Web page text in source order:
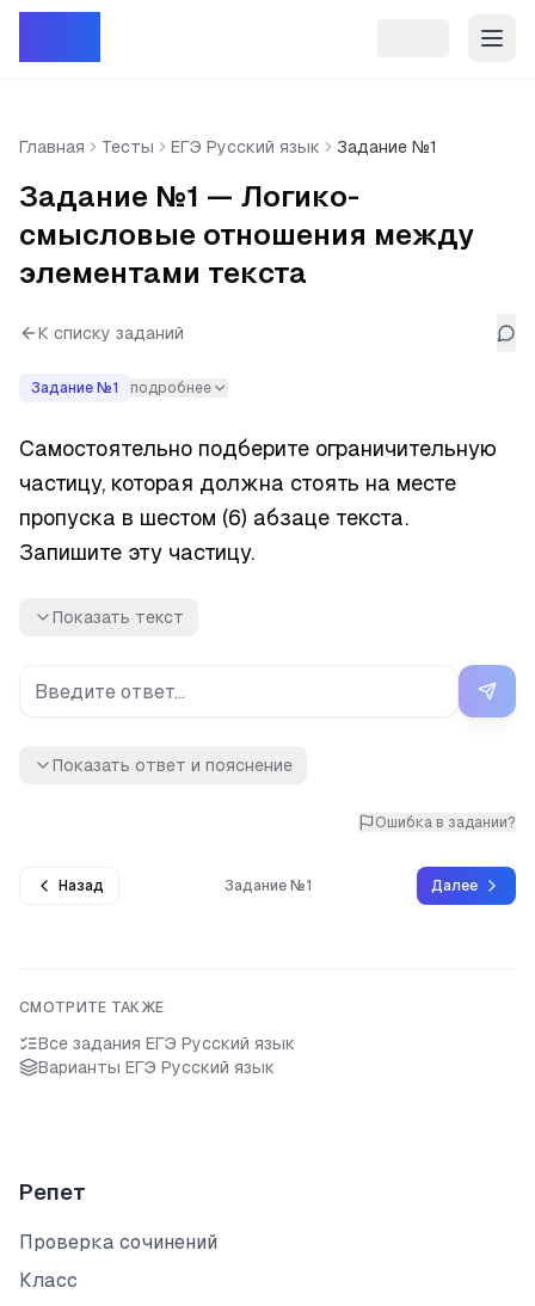
Главная Тесты ЕГЭ Русский язык Задание №1
Задание №1 — Логико-
смысловые отношения между
элементами текста
К списку заданий
Задание №1 подробнее
Самостоятельно подберите ограничительную
частицу, которая должна стоять на месте
пропуска в шестом (6) абзаце текста.
Запишите эту частицу.
Показать текст
Показать ответ и пояснение
Ошибка в задании?
Назад Задание №1 Далее
СМОТРИТЕ ТАКЖЕ
Все задания ЕГЭ Русский язык
Варианты ЕГЭ Русский язык
Репет
Проверка сочинений
Класс